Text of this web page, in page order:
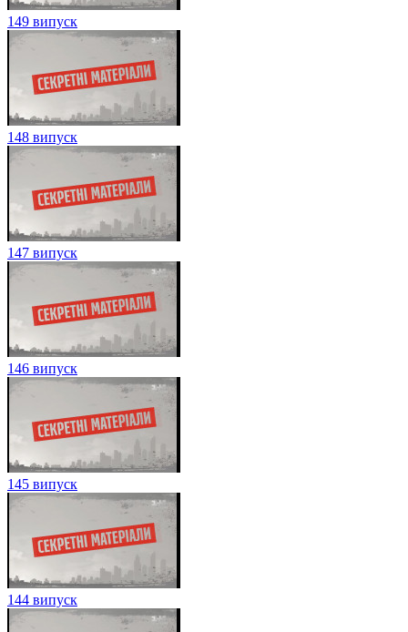
149 випуск
148 випуск
147 випуск
146 випуск
145 випуск
144 випуск